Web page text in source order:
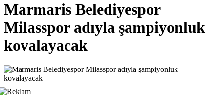
Marmaris Belediyespor
Milasspor adıyla şampiyonluk
kovalayacak